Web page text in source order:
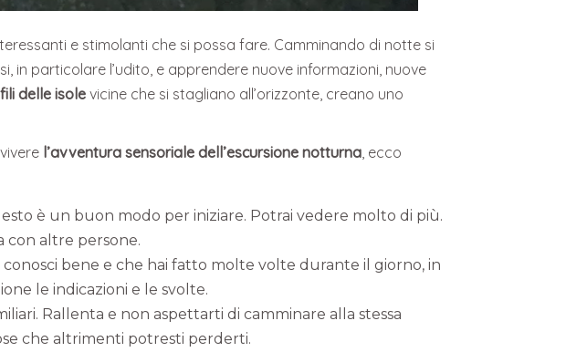
e stimolanti che si possa fare. Camminando di notte si
in particolare l’udito, e apprendere nuove informazioni, nuove
delle isole vicine che si stagliano all’orizzonte, creano uno
vivere l’avventura sensoriale dell’escursione notturna , ecco
è un buon modo per iniziare. Potrai vedere molto di più.
con altre persone.
bene e che hai fatto molte volte durante il giorno, in
le indicazioni e le svolte.
Rallenta e non aspettarti di camminare alla stessa
che altrimenti potresti perderti.